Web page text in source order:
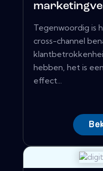
Tegenwoordig is
cross-channel
hebben, het is
effect...